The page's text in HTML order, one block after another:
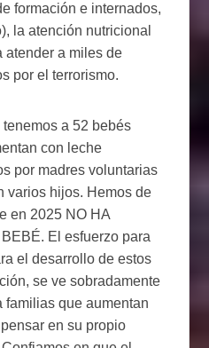
formación e internados,
la atención nutricional
atender a miles de
por el terrorismo.
a 52 bebés
con leche
por madres voluntarias
varios hijos. Hemos de
en 2025 NO HA
El esfuerzo para
el desarrollo de estos
se ve sobradamente
familias que aumentan
en su propio